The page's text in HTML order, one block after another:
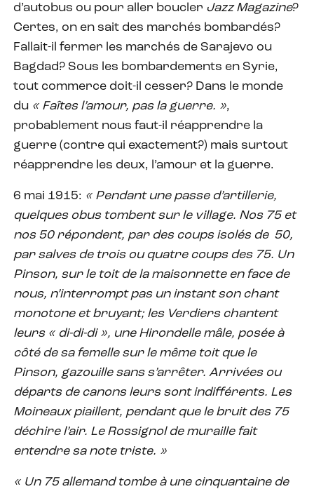
d’autobus ou pour aller boucler Jazz Magazine?
Certes, on en sait des marchés bombardés?
Fallait-il fermer les marchés de Sarajevo ou
Bagdad? Sous les bombardements en Syrie,
tout commerce doit-il cesser? Dans le monde
du « Faîtes l’amour, pas la guerre. »,
probablement nous faut-il réapprendre la
guerre (contre qui exactement?) mais surtout
réapprendre les deux, l’amour et la guerre.
6 mai 1915: « Pendant une passe d’artillerie,
quelques obus tombent sur le village. Nos 75 et
nos 50 répondent, par des coups isolés de 50,
par salves de trois ou quatre coups des 75. Un
Pinson, sur le toit de la maisonnette en face de
nous, n’interrompt pas un instant son chant
monotone et bruyant; les Verdiers chantent
leurs « di-di-di », une Hirondelle mâle, posée à
côté de sa femelle sur le même toit que le
Pinson, gazouille sans s’arrêter. Arrivées ou
départs de canons leurs sont indifférents. Les
Moineaux piaillent, pendant que le bruit des 75
déchire l’air. Le Rossignol de muraille fait
entendre sa note triste. »
« Un 75 allemand tombe à une cinquantaine de